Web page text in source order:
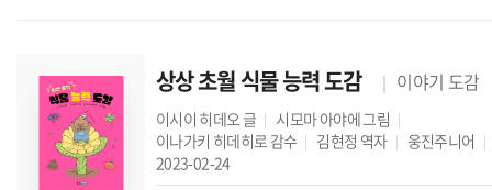
상상 초월 식물 능력 도감 이야기 도감
이시이 히데오 글 시모마 아야에그림
이나가키 히데히로 감수 김현정 역자
웅진주니어
2023-02-24